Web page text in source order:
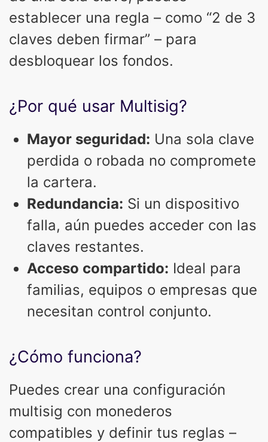
establecer una regla – como “2 de 3
claves deben firmar” – para
desbloquear los fondos.
¿Por qué usar Multisig?
Mayor seguridad: Una sola clave
perdida o robada no compromete
la cartera.
Redundancia: Si un dispositivo
falla, aún puedes acceder con las
claves restantes.
Acceso compartido: Ideal para
familias, equipos o empresas que
necesitan control conjunto.
¿Cómo funciona?
Puedes crear una configuración
multisig con monederos
compatibles y definir tus reglas –